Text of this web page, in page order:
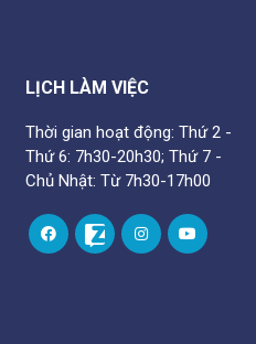
LỊCH LÀM VIỆC
Thời gian hoạt động: Thứ 2 -
Thứ 6: 7h30-20h30; Thứ 7 -
Chủ Nhật: Từ 7h30-17h00